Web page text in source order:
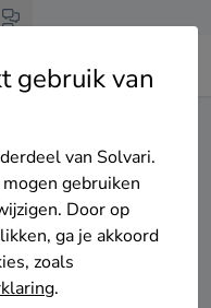
gebruik van
van Solvari.
gebruiken
Door op
ga je akkoord
zoals
.
aan